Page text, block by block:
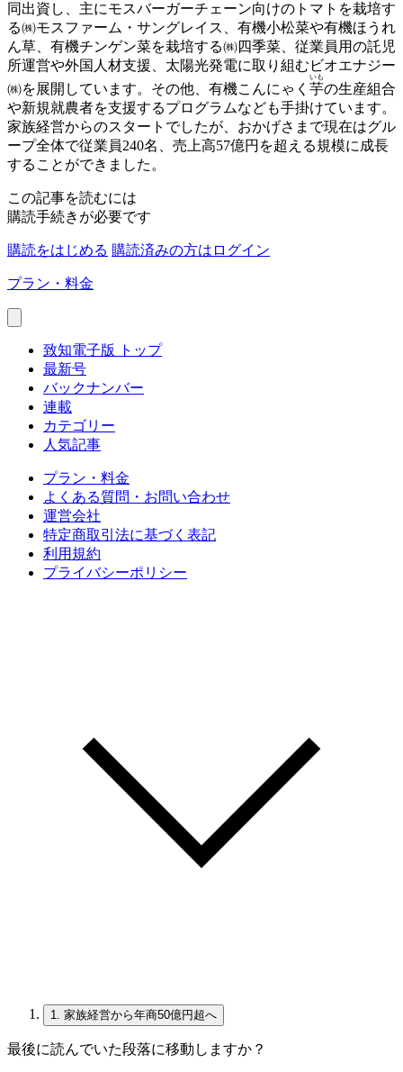
同出資し、主にモスバーガーチェーン向けのトマトを栽培す
る㈱モスファーム・サングレイス、有機小松菜や有機ほうれ
ん草、有機チンゲン菜を栽培する㈱四季菜、従業員用の託児
所運営や外国人材支援、太陽光発電に取り組むビオエナジー
㈱を展開しています。その他、有機こんにゃく 芋
いも
の生産組合
や新規就農者を支援するプログラムなども手掛けています。
家族経営からのスタートでしたが、おかげさまで現在はグル
ープ全体で従業員240名、売上高57億円を超える規模に成長
することができました。
この記事を読むには
購読手続きが必要です
購読をはじめる 購読済みの方はログイン
プラン・料金
致知電子版 トップ
最新号
バックナンバー
連載
カテゴリー
人気記事
プラン・料金
よくある質問・お問い合わせ
運営会社
特定商取引法に基づく表記
利用規約
プライバシーポリシー
1. 家族経営から年商50億円超へ
最後に読んでいた段落に移動しますか？